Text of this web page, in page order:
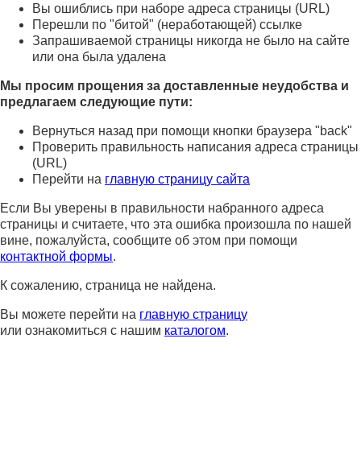
Вы ошиблись при наборе адреса страницы (URL)
Перешли по "битой" (неработающей) ссылке
Запрашиваемой страницы никогда не было на сайте
или она была удалена
Мы просим прощения за доставленные неудобства и
предлагаем следующие пути:
Вернуться назад при помощи кнопки браузера "back"
Проверить правильность написания адреса страницы
(URL)
Перейти на главную страницу сайта
Если Вы уверены в правильности набранного адреса
страницы и считаете, что эта ошибка произошла по нашей
вине, пожалуйста, сообщите об этом при помощи
контактной формы.
К сожалению, страница не найдена.
Вы можете перейти на главную страницу
или ознакомиться с нашим каталогом.